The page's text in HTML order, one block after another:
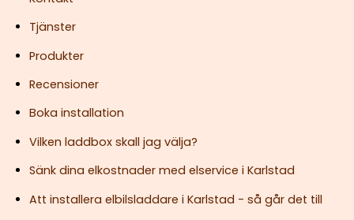
Tjänster
Produkter
Recensioner
Boka installation
Vilken laddbox skall jag välja?
Sänk dina elkostnader med elservice i Karlstad
Att installera elbilsladdare i Karlstad - så går det till